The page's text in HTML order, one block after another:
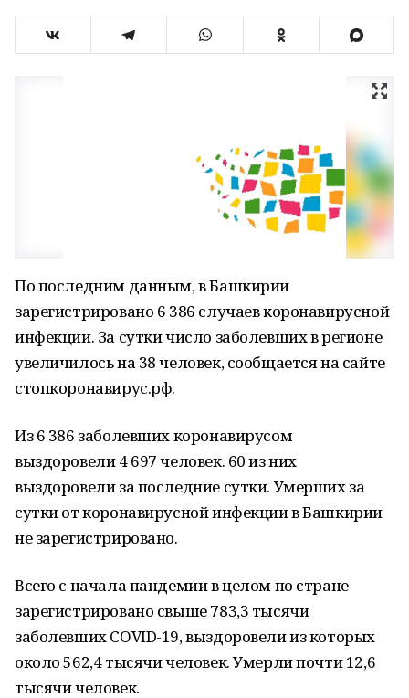
По последним данным, в Башкирии
зарегистрировано 6 386 случаев коронавирусной
инфекции. За сутки число заболевших в регионе
увеличилось на 38 человек, сообщается на сайте
стопкоронавирус.рф.
Из 6 386 заболевших коронавирусом
выздоровели 4 697 человек. 60 из них
выздоровели за последние сутки. Умерших за
сутки от коронавирусной инфекции в Башкирии
не зарегистрировано.
Всего с начала пандемии в целом по стране
зарегистрировано свыше 783,3 тысячи
заболевших COVID-19, выздоровели из которых
около 562,4 тысячи человек. Умерли почти 12,6
тысячи человек.